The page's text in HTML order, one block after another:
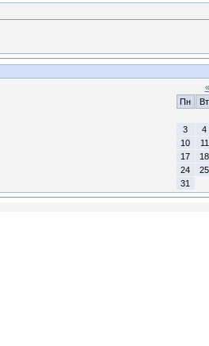
«
Пн
Вт
3
4
10
11
17
18
24
25
31